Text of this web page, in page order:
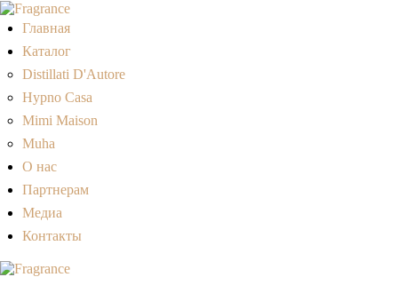
Главная
Каталог
Distillati D'Autore
Hypno Casa
Mimi Maison
Muha
О нас
Партнерам
Медиа
Контакты